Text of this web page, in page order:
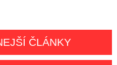
ČLÁNKY